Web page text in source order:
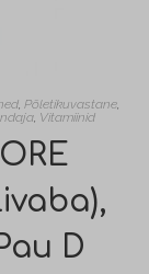
, Põletikuvastane,
, Vitamiinid
D